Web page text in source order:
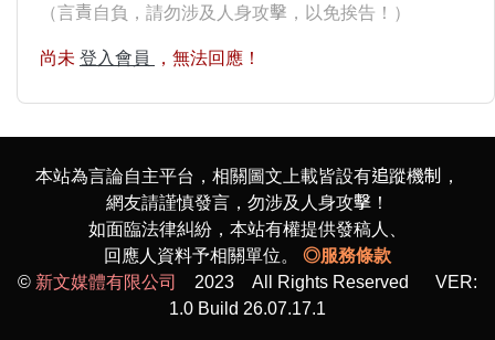
（言責自負，請勿涉及人身攻擊，以免挨告！）
尚未 登入會員 ，無法回應！
本站為言論自主平台，相關圖文上載皆設有追蹤機制，
網友請謹慎發言，勿涉及人身攻擊！
如面臨法律糾紛，本站有權提供發稿人、
回應人資料予相關單位。 ◎服務條款
© 新文媒體有限公司
2023 All Rights Reserved VER:
1.0 Build 26.07.17.1